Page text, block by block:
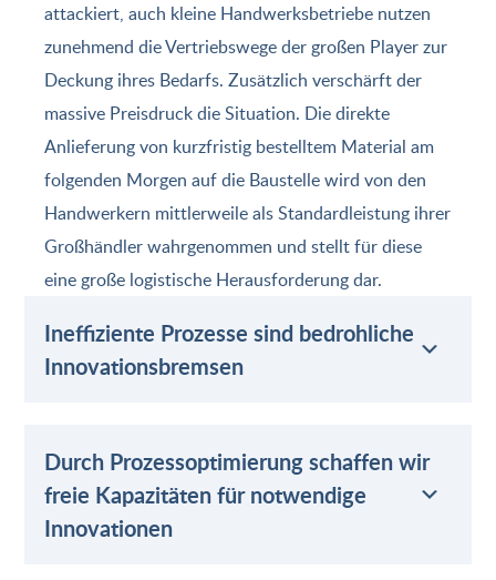
attackiert, auch kleine Handwerksbetriebe nutzen
zunehmend die Vertriebswege der großen Player zur
Deckung ihres Bedarfs. Zusätzlich verschärft der
massive Preisdruck die Situation. Die direkte
Anlieferung von kurzfristig bestelltem Material am
folgenden Morgen auf die Baustelle wird von den
Handwerkern mittlerweile als Standardleistung ihrer
Großhändler wahrgenommen und stellt für diese
eine große logistische Herausforderung dar.
Ineffiziente Prozesse sind bedrohliche
Innovationsbremsen
Durch Prozessoptimierung schaffen wir
freie Kapazitäten für notwendige
Innovationen